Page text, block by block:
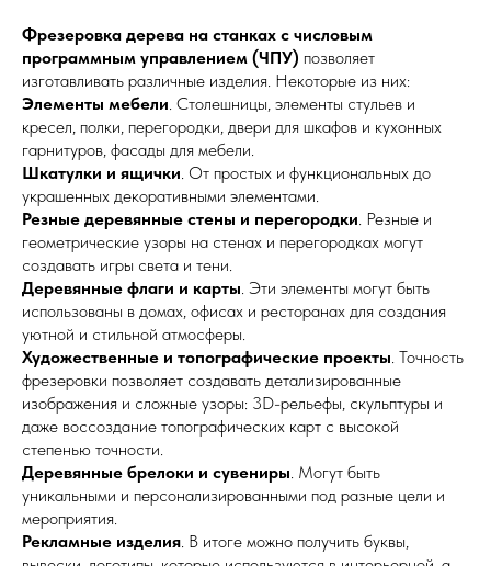
Фрезеровка дерева на станках с числовым
программным управлением (ЧПУ) позволяет
изготавливать различные изделия. Некоторые из них:
Элементы мебели . Столешницы, элементы стульев и
кресел, полки, перегородки, двери для шкафов и кухонных
гарнитуров, фасады для мебели.
Шкатулки и ящички . От простых и функциональных до
украшенных декоративными элементами.
Резные деревянные стены и перегородки . Резные и
геометрические узоры на стенах и перегородках могут
создавать игры света и тени.
Деревянные флаги и карты . Эти элементы могут быть
использованы в домах, офисах и ресторанах для создания
уютной и стильной атмосферы.
Художественные и топографические проекты . Точность
фрезеровки позволяет создавать детализированные
изображения и сложные узоры: 3D-рельефы, скульптуры и
даже воссоздание топографических карт с высокой
степенью точности.
Деревянные брелоки и сувениры . Могут быть
уникальными и персонализированными под разные цели и
мероприятия.
Рекламные изделия . В итоге можно получить буквы,